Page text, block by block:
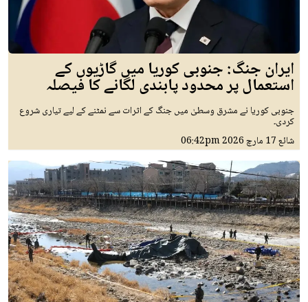
ایران جنگ: جنوبی کوریا میں گاڑیوں کے
استعمال پر محدود پابندی لگانے کا فیصلہ
جنوبی کوریا نے مشرق وسطیٰ میں جنگ کے اثرات سے نمٹنے کے لیے تیاری شروع
کردی۔
شائع17 مارچ 2026 06:42pm